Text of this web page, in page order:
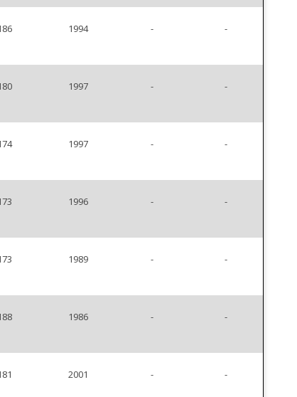
1994 - -
1997 - -
1997 - -
1996 - -
1989 - -
1986 - -
2001 - -